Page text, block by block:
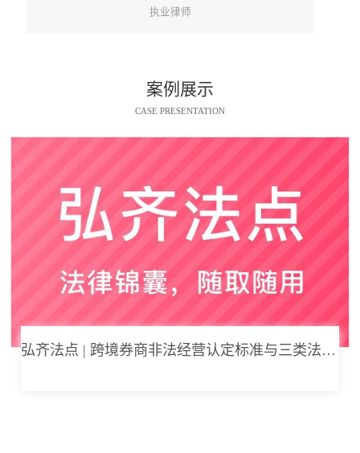
执业律师
案例展示
CASE PRESENTATION
弘齐法点 | 跨境券商非法经营认定标准与三类法律风险边界